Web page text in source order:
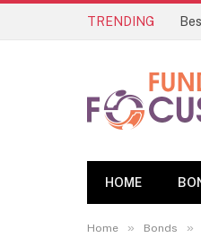
TRENDING
HOME
Home » Bonds »